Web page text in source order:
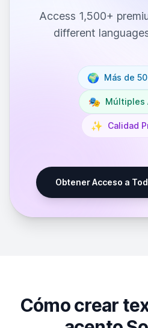
Access 1,500+
different
🌍 Más de
🎭 Múltiples
✨ Calidad
Obtener Acceso a
Cómo crear